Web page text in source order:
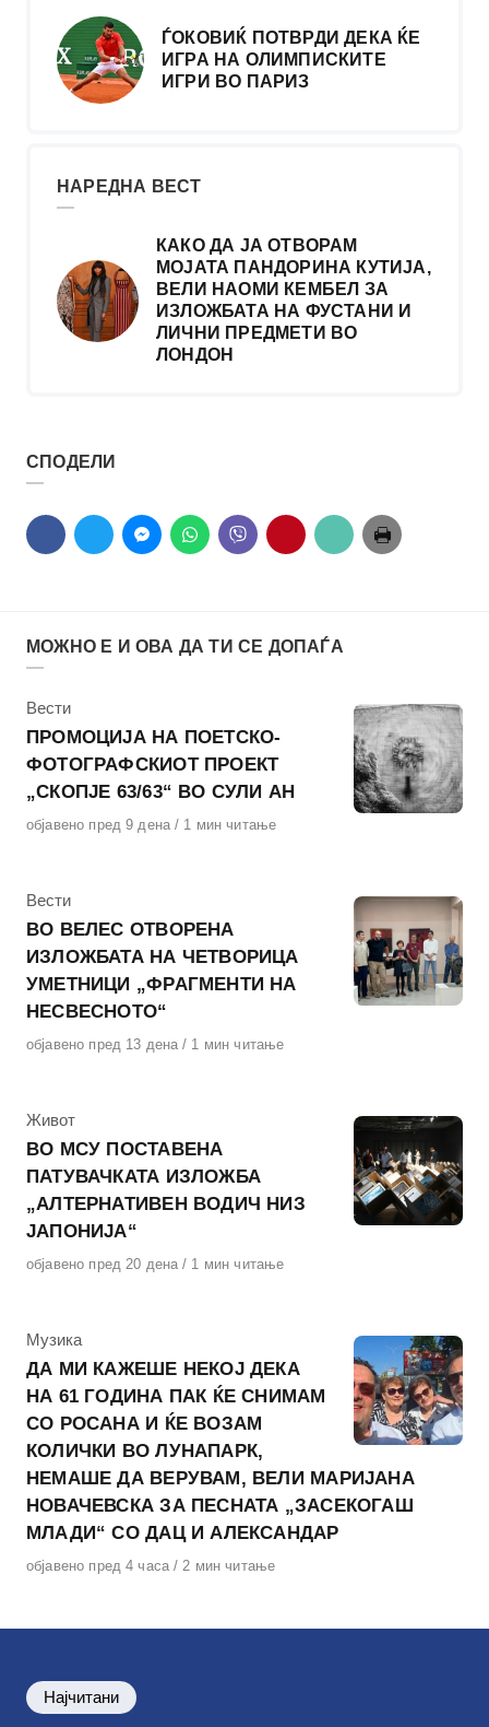
ЃОКОВИЌ ПОТВРДИ ДЕКА ЌЕ
ИГРА НА ОЛИМПИСКИТЕ
ИГРИ ВО ПАРИЗ
НАРЕДНА ВЕСТ
КАКО ДА ЈА ОТВОРАМ
МОЈАТА ПАНДОРИНА КУТИЈА,
ВЕЛИ НАОМИ КЕМБЕЛ ЗА
ИЗЛОЖБАТА НА ФУСТАНИ И
ЛИЧНИ ПРЕДМЕТИ ВО
ЛОНДОН
СПОДЕЛИ
МОЖНО Е И ОВА ДА ТИ СЕ ДОПАЃА
КАтегорија
Вести
ПРОМОЦИЈА НА ПОЕТСКО-
ФОТОГРАФСКИОТ ПРОЕКТ
„СКОПЈЕ 63/63“ ВО СУЛИ АН
Објавено
објавено пред 9 дена 1 мин читање
КАтегорија
Вести
ВО ВЕЛЕС ОТВОРЕНА
ИЗЛОЖБАТА НА ЧЕТВОРИЦА
УМЕТНИЦИ „ФРАГМЕНТИ НА
НЕСВЕСНОТО“
Објавено
објавено пред 13 дена 1 мин читање
КАтегорија
Живот
ВО МСУ ПОСТАВЕНА
ПАТУВАЧКАТА ИЗЛОЖБА
„АЛТЕРНАТИВЕН ВОДИЧ НИЗ
ЈАПОНИЈА“
Објавено
објавено пред 20 дена 1 мин читање
КАтегорија
Музика
ДА МИ КАЖЕШЕ НЕКОЈ ДЕКА
НА 61 ГОДИНА ПАК ЌЕ СНИМАМ
СО РОСАНА И ЌЕ ВОЗАМ
КОЛИЧКИ ВО ЛУНАПАРК,
НЕМАШЕ ДА ВЕРУВАМ, ВЕЛИ МАРИЈАНА
НОВАЧЕВСКА ЗА ПЕСНАТА „ЗАСЕКОГАШ
МЛАДИ“ СО ДАЦ И АЛЕКСАНДАР
Објавено
објавено пред 4 часа 2 мин читање
Најчитани